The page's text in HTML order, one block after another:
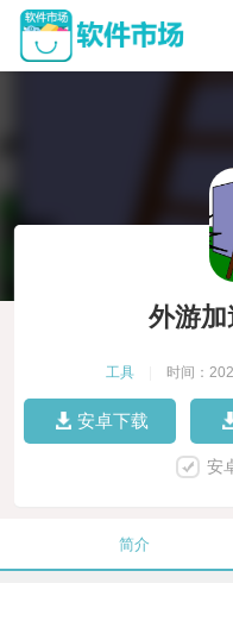
外游
工具 时间：
安卓下载
安
简介